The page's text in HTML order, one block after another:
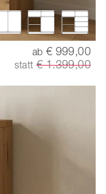
ab € 999,00
statt € 1.399,00